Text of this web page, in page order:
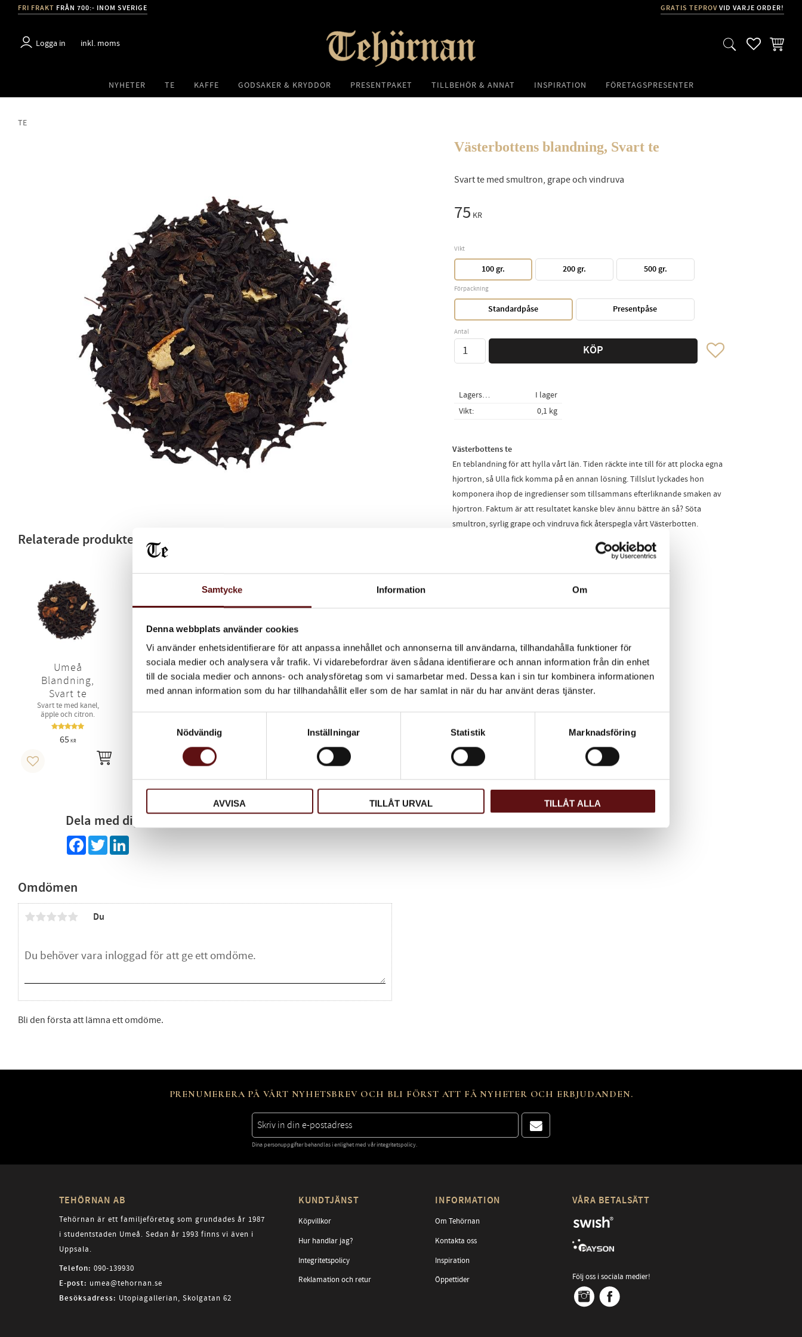
Samtycke Information Om
Denna webbplats använder cookies
Vi använder enhetsidentifierare för att anpassa innehållet och annonserna till användarna, tillhandahålla funktioner för
sociala medier och analysera vår trafik. Vi vidarebefordrar även sådana identifierare och annan information från din enhet
till de sociala medier och annons- och analysföretag som vi samarbetar med. Dessa kan i sin tur kombinera informationen
med annan information som du har tillhandahållit eller som de har samlat in när du har använt deras tjänster.
Nödvändig
Inställningar Statistik Marknadsföring
AVVISA TILLÅT URVAL TILLÅT ALLA
FRI FRAKT FRÅN 700:- INOM SVERIGE GRATIS TEPROVVID VARJE ORDER!
Logga in inkl. moms FAVORITER
NYHETER TE KAFFE GODSAKER & KRYDDOR PRESENTPAKET TILLBEHÖR & ANNAT INSPIRATION FÖRETAGSPRESENTER
TE
Västerbottens blandning, Svart te
Svart te med smultron, grape och vindruva
75 KR
Vikt
100 gr. 200 gr. 500 gr.
Förpackning
Standardpåse Presentpåse
Antal
KÖP Lägg till i favoriter
Lagerstatus
I lager
Vikt
0,1 kg
Västerbottens te
En teblandning för att hylla vårt län. Tiden räckte inte till för att plocka egna
hjortron, så Ulla fick komma på en annan lösning. Tillslut lyckades hon
komponera ihop de ingredienser som tillsammans efterliknande smaken av
hjortron. Faktum är att resultatet kanske blev ännu bättre än så? Söta
smultron, syrlig grape och vindruva fick återspegla vårt Västerbotten.
Svart te, Smultron (naturlig
smak) Grapearom, Apelsinskal, Vindruvsarom, Björnbärsblad.
Relaterade produkter
Umeå
Blandning,
Svart te
Svart te med kanel,
äpple och citron.
65 KR
Lägg till i favoriter
Umeå Kaffe
En mörkrostad och
aromrik blandning
med behagligt fruktiga
och pigg syra.
130
Lägg till i favoriter
Norrbyskär,
Svart te
Ett svart te med
apelsin och vanilj.
Lägg till i favoriter INFO
Dela med dig
Facebook
Twitter
Omdömen
Du
Bli den första att lämna ett omdöme.
PRENUMERERA PÅ VÅRT NYHETSBREV OCH BLI FÖRST ATT FÅ NYHETER OCH ERBJUDANDEN.
Dina personuppgifter behandlas i enlighet med vårintegritetspolicy.
TEHÖRNAN AB
Tehörnan är ett familjeföretag som grundades år 1987
i studentstaden Umeå. Sedan år 1993 finns vi även i
Uppsala.
Telefon: 090-139930
E-post: umea@tehornan.se
Besöksadress: Utopiagallerian, Skolgatan 62
KUNDTJÄNST
Köpvillkor
Hur handlar jag?
Integritetspolicy
Reklamation och retur
INFORMATION
Om Tehörnan
Kontakta oss
Inspiration
Öppettider
VÅRA BETALSÄTT
Följ oss i sociala medier!